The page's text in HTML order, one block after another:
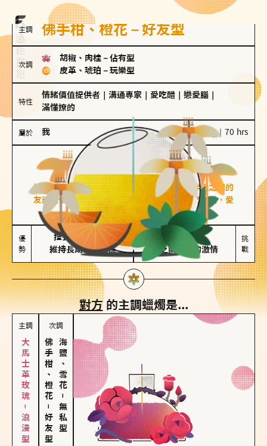
主調 佛手柑、橙花－好友型
次調
胡椒、肉桂 － 佔有型
皮革、琥珀 － 玩樂型
特性
情緒價值提供者 溝通專家 愛吃醋 戀愛腦
滿懂撩的
屬於 我 100 g｜70 hrs
好友型
佛手柑、橙花
好友型的人喜歡分享生活中的點滴，重視與伴侶之間的
友誼和信任，穩定感是重要的關鍵詞。對他們來說，愛
情是心靈深處的共鳴和理解。
優
勢
擅長聆聽與溝通
維持長期穩定關係
不喜歡變化
缺乏關係中的激情
挑
戰
對方的主調蠟燭是...
主調
大馬士革玫瑰－浪漫型
次調
佛手柑、橙花
－
好友型
海鹽、雪花
－
無私型